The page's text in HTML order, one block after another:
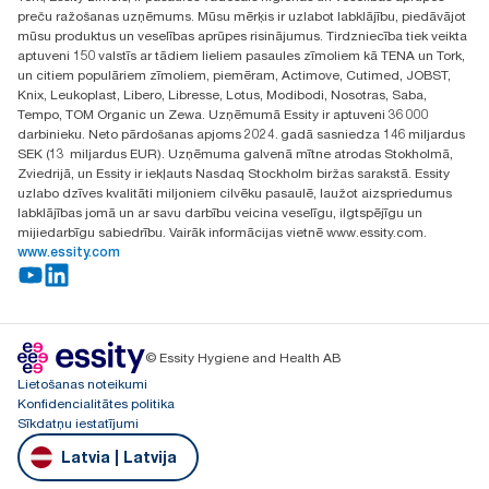
Ulbrokas street 19A
Riga, Latvija
LV-1028
preču ražošanas uzņēmums. Mūsu mērķis ir uzlabot labklājību, piedāvājot
mūsu produktus un veselības aprūpes risinājumus. Tirdzniecība tiek veikta
aptuveni 150 valstīs ar tādiem lieliem pasaules zīmoliem kā TENA un Tork,
un citiem populāriem zīmoliem, piemēram, Actimove, Cutimed, JOBST,
Knix, Leukoplast, Libero, Libresse, Lotus, Modibodi, Nosotras, Saba,
Tempo, TOM Organic un Zewa. Uzņēmumā Essity ir aptuveni 36 000
darbinieku. Neto pārdošanas apjoms 2024. gadā sasniedza 146 miljardus
SEK (13 miljardus EUR). Uzņēmuma galvenā mītne atrodas Stokholmā,
Zviedrijā, un Essity ir iekļauts Nasdaq Stockholm biržas sarakstā. Essity
uzlabo dzīves kvalitāti miljoniem cilvēku pasaulē, laužot aizspriedumus
labklājības jomā un ar savu darbību veicina veselīgu, ilgtspējīgu un
mijiedarbīgu sabiedrību. Vairāk informācijas vietnē www.essity.com.
www.essity.com
© Essity Hygiene and Health AB
Lietošanas noteikumi
Konfidencialitātes politika
Sīkdatņu iestatījumi
Latvia | Latvija